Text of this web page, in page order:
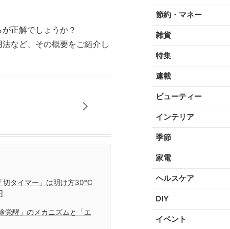
正解でしょうか？
など、その概要をご紹介し
切タイマー」は明け方30℃
覚醒」のメカニズムと「エ
節約・マネー
雑貨
特集
連載
ビューティー
インテリア
季節
家電
ヘルスケア
DIY
イベント